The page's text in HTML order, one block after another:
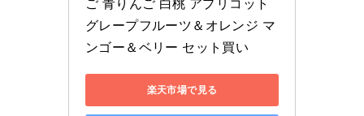
グレープフルーツ＆オレンジ マ
ンゴー＆ベリー セット買い
楽天市場で見る